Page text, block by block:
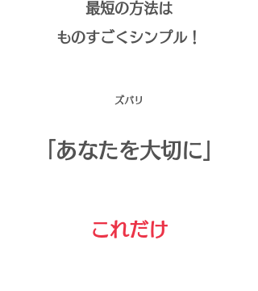
最短の方法は
ものすごくシンプル！
ズバリ
「あなたを大切に」
これだけ